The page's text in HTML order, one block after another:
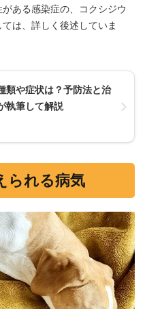
ある感染症の、コクシジウ
は、詳しく後述していま
類や症状は？予防法と治
執筆して解説
られる病気